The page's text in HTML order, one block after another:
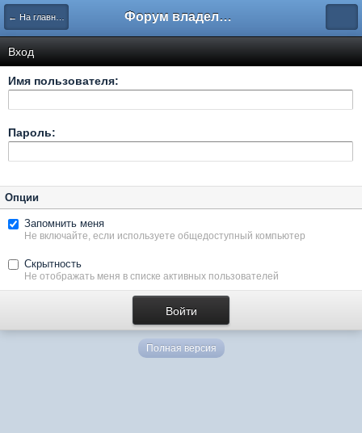
← На главную Форум владельцев интернет-магазинов
Вход
Имя пользователя:
Пароль:
Опции
Запомнить меня
Не включайте, если используете общедоступный компьютер
Скрытность
Не отображать меня в списке активных пользователей
Полная версия